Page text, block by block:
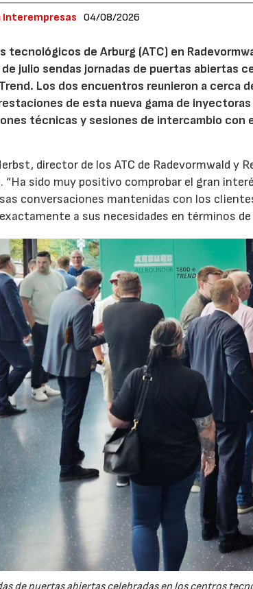
Interempresas 04/08/2026
tecnológicos de Arburg (ATC) en
julio sendas jornadas de puertas abiertas
Los dos encuentros reunieron a cerca
de esta nueva gama de
técnicas y sesiones de intercambio con
director de los ATC de Radevormwald y
“Ha sido muy positivo comprobar el gran
conversaciones mantenidas con los
a sus necesidades en términos de